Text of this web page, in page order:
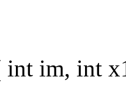
int im, int